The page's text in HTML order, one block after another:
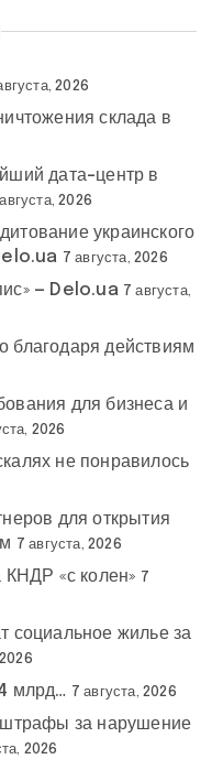
2026
склада в
дата-центр в
2026
украинского
7 августа, 2026
— Delo.ua 7 августа,
благодаря действиям
для бизнеса и
2026
не понравилось
для открытия
7 августа, 2026
КНДР «с колен» 7
социальное жилье за
млрд… 7 августа, 2026
штрафы за нарушение
2026